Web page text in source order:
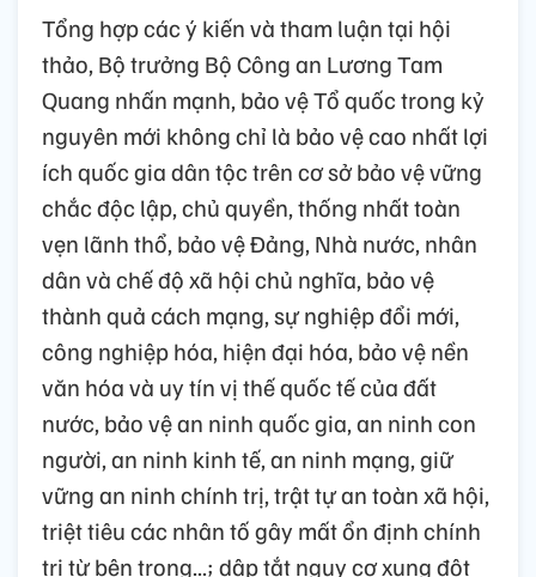
Tổng hợp các ý kiến và tham luận tại hội
thảo, Bộ trưởng Bộ Công an Lương Tam
Quang nhấn mạnh, bảo vệ Tổ quốc trong kỷ
nguyên mới không chỉ là bảo vệ cao nhất lợi
ích quốc gia dân tộc trên cơ sở bảo vệ vững
chắc độc lập, chủ quyền, thống nhất toàn
vẹn lãnh thổ, bảo vệ Đảng, Nhà nước, nhân
dân và chế độ xã hội chủ nghĩa, bảo vệ
thành quả cách mạng, sự nghiệp đổi mới,
công nghiệp hóa, hiện đại hóa, bảo vệ nền
văn hóa và uy tín vị thế quốc tế của đất
nước, bảo vệ an ninh quốc gia, an ninh con
người, an ninh kinh tế, an ninh mạng, giữ
vững an ninh chính trị, trật tự an toàn xã hội,
triệt tiêu các nhân tố gây mất ổn định chính
trị từ bên trong...; dập tắt nguy cơ xung đột